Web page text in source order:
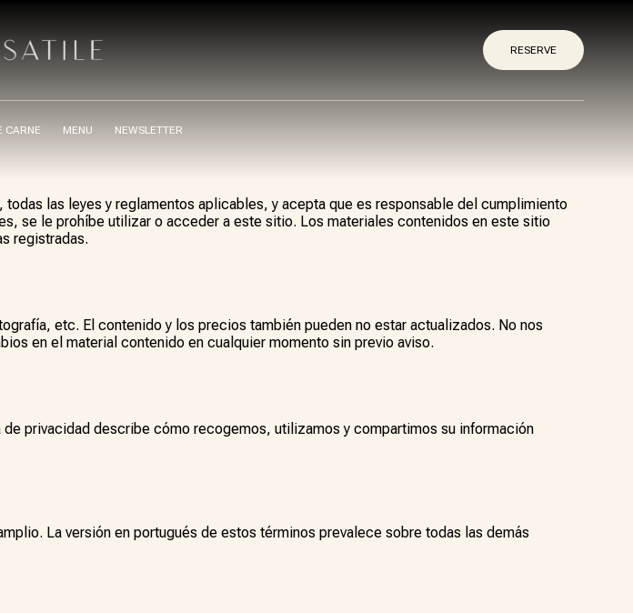
RESERVE
CARNE MENU NEWSLETTER
las leyes y reglamentos aplicables, y acepta que es responsable del cumplimiento
se le prohíbe utilizar o acceder a este sitio. Los materiales contenidos en este sitio
registradas.
etc. El contenido y los precios también pueden no estar actualizados. No nos
en el material contenido en cualquier momento sin previo aviso.
privacidad describe cómo recogemos, utilizamos y compartimos su información
La versión en portugués de estos términos prevalece sobre todas las demás